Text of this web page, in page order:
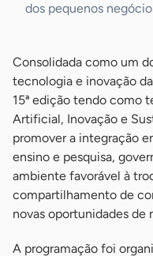
dos pequenos
Consolidada como um
tecnologia e inovação
15ª edição tendo como
Artificial, Inovação e
promover a integração
ensino e pesquisa,
ambiente favorável à
compartilhamento de
novas oportunidades de
A programação foi